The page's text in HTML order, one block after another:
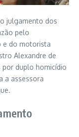
julgamento dos
pelo
e do motorista
Alexandre de
duplo homicídio
a assessora